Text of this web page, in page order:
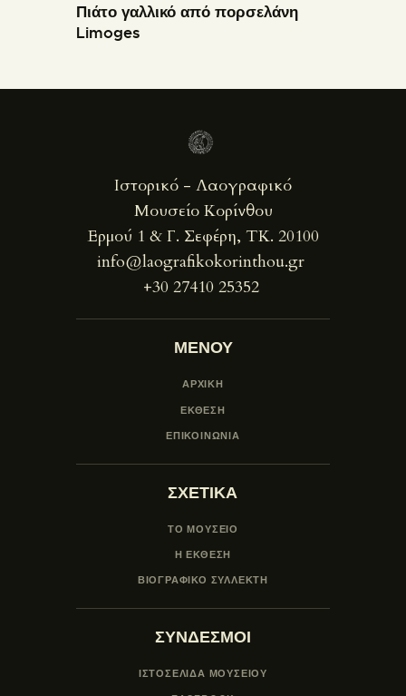
Πιάτο γαλλικό από πορσελάνη
Limoges
Ιστορικό - Λαογραφικό
Μουσείο Κορίνθου
Ερμού 1 & Γ. Σεφέρη, ΤΚ. 20100
info@laografikokorinthou.gr
+30 27410 25352
ΜΕΝΟΥ
ΑΡΧΙΚΗ
ΕΚΘΕΣΗ
ΕΠΙΚΟΙΝΩΝΙΑ
ΣΧΕΤΙΚΑ
ΤΟ ΜΟΥΣΕΙΟ
Η ΕΚΘΕΣΗ
ΒΙΟΓΡΑΦΙΚΟ ΣΥΛΛΕΚΤΗ
ΣΥΝΔΕΣΜΟΙ
ΙΣΤΟΣΕΛΙΔΑ ΜΟΥΣΕΊΟΥ